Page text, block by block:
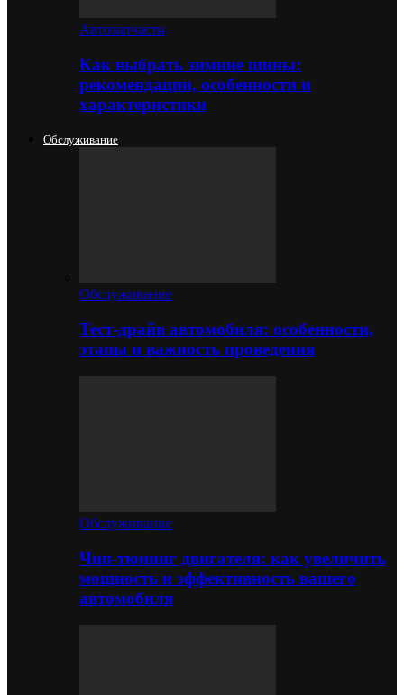
Автозапчасти
Как выбрать зимние шины:
рекомендации, особенности и
характеристики
Обслуживание
Обслуживание
Тест-драйв автомобиля: особенности,
этапы и важность проведения
Обслуживание
Чип-тюнинг двигателя: как увеличить
мощность и эффективность вашего
автомобиля